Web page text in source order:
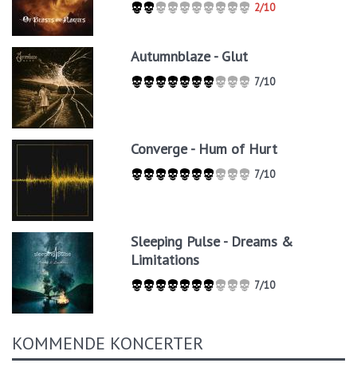
2/10
Autumnblaze - Glut
7/10
Converge - Hum of Hurt
7/10
Sleeping Pulse - Dreams &
Limitations
7/10
KOMMENDE KONCERTER